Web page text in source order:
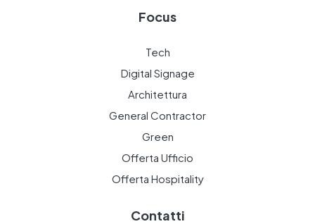
Focus
Tech
Digital Signage
Architettura
General Contractor
Green
Offerta Ufficio
Offerta Hospitality
Contatti